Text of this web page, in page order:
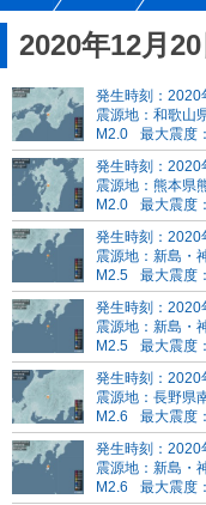
2020年12月
発生時刻：
震源地：和歌山
M2.0
最大震度
発生時刻：
震源地：熊本県
M2.0
最大震度
発生時刻：
震源地：新島・
M2.5
最大震度
発生時刻：
震源地：新島・
M2.5
最大震度
発生時刻：
震源地：長野県
M2.6
最大震度
発生時刻：
震源地：新島・
M2.6
最大震度